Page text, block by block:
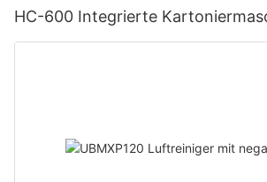
HC-600 Integrierte